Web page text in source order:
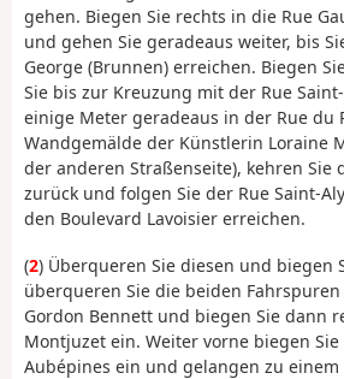
gehen. Biegen Sie rechts in die Rue
und gehen Sie geradeaus weiter, bis
George (Brunnen) erreichen. Biegen
Sie bis zur Kreuzung mit der Rue
einige Meter geradeaus in der Rue du
Wandgemälde der Künstlerin Loraine
der anderen Straßenseite), kehren Sie
zurück und folgen Sie der Rue Saint-
den Boulevard Lavoisier erreichen.
(2) Überqueren Sie diesen und biegen
überqueren Sie die beiden
Gordon Bennett und biegen Sie dann
Montjuzet ein. Weiter vorne biegen
Aubépines ein und gelangen zu einem